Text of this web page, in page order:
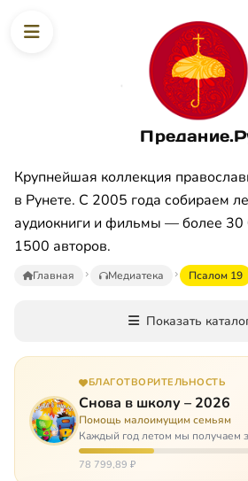
Крупнейшая коллекция
в Рунете. С 2005 года собираем
аудиокниги и фильмы — более 30
1500 авторов.
Главная Медиатека Псалом 19
Показать
БЛАГОТВОРИТЕЛЬНОСТЬ
Снова в школу – 2026
Помощь малоимущим семьям
Каждый год летом мы получаем
России: помогите собраться в
детьми или родителями, семьи
78 799,89 ₽